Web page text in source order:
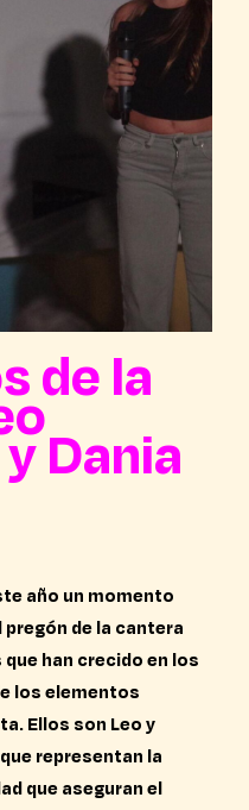
de la
Dania
año un momento
de la cantera
han crecido en los
los elementos
Ellos son Leo y
representan la
que aseguran el